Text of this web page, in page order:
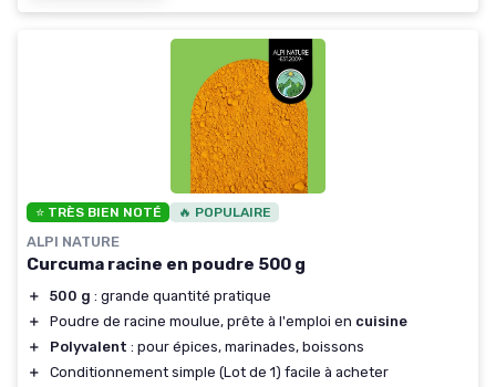
⭐ TRÈS BIEN NOTÉ 🔥 POPULAIRE
ALPI NATURE
Curcuma racine en poudre 500 g
＋ 500 g : grande quantité pratique
＋
Poudre de racine moulue, prête à l'emploi en cuisine
＋
Polyvalent : pour épices, marinades, boissons
＋
Conditionnement simple (Lot de 1) facile à acheter